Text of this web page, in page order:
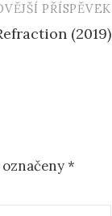
PŘÍSPĚVEK
(2019)
*